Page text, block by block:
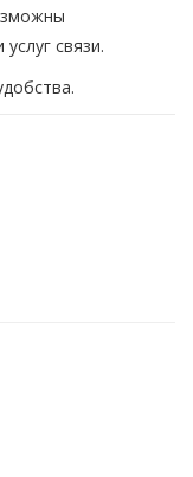
связи.